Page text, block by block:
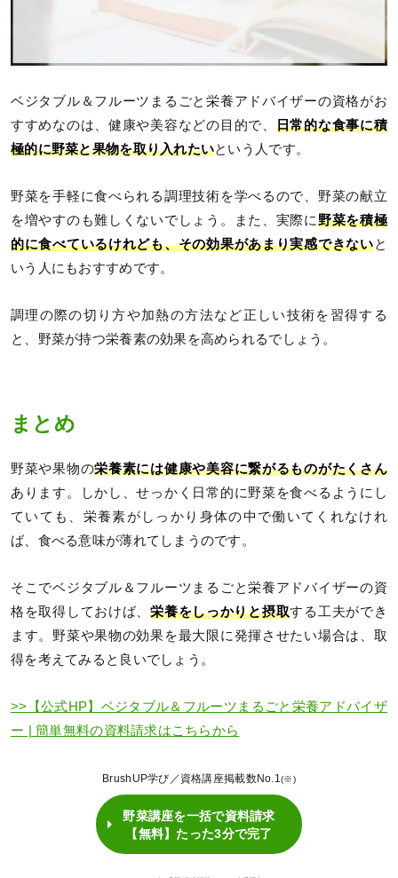
ベジタブル＆フルーツまるごと栄養アドバイザーの資格がお
すすめなのは、健康や美容などの目的で、 日常的な食事に積
極的に野菜と果物を取り入れたいという人です。
野菜を手軽に食べられる調理技術を学べるので、野菜の献立
を増やすのも難しくないでしょう。また、実際に野菜を積極
的に食べているけれども、その効果があまり実感できないと
いう人にもおすすめです。
調理の際の切り方や加熱の方法など正しい技術を習得する
と、野菜が持つ栄養素の効果を高められるでしょう。
まとめ
野菜や果物の栄養素には健康や美容に繋がるものがたくさん
あります。しかし、せっかく日常的に野菜を食べるようにし
ていても、栄養素がしっかり身体の中で働いてくれなけれ
ば、食べる意味が薄れてしまうのです。
そこでベジタブル＆フルーツまるごと栄養アドバイザーの資
格を取得しておけば、栄養をしっかりと摂取する工夫ができ
ます。野菜や果物の効果を最大限に発揮させたい場合は、取
得を考えてみると良いでしょう。
>>【公式HP】ベジタブル＆フルーツまるごと栄養アドバイザ
ー | 簡単無料の資料請求はこちらから
BrushUP学び／資格講座掲載数No.1(※)
野菜講座を一括で資料請求
【無料】たった3分で完了